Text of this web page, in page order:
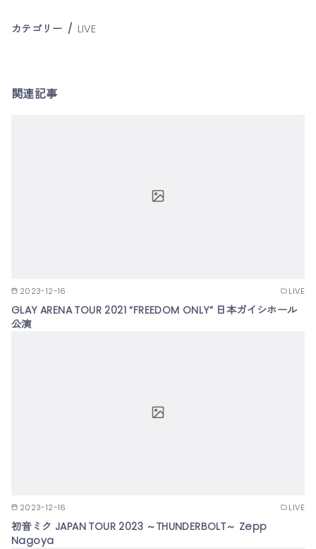
カテゴリー LIVE
関連記事
2023-12-16 LIVE
GLAY ARENA TOUR 2021 “FREEDOM ONLY” 日本ガイシホール
公演
2023-12-16 LIVE
初音ミク JAPAN TOUR 2023 ～THUNDERBOLT～ Zepp
Nagoya